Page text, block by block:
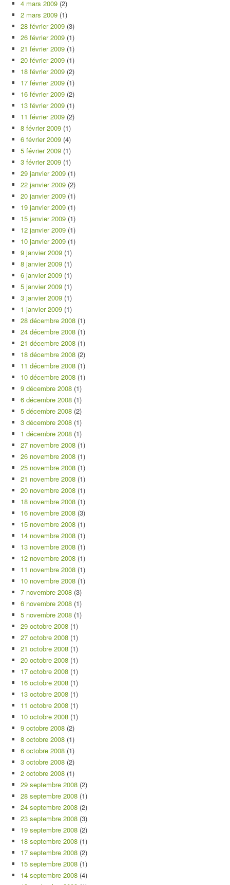
4 mars 2009 (2)
2 mars 2009 (1)
28 février 2009 (3)
26 février 2009 (1)
21 février 2009 (1)
20 février 2009 (1)
18 février 2009 (2)
17 février 2009 (1)
16 février 2009 (2)
13 février 2009 (1)
11 février 2009 (2)
8 février 2009 (1)
6 février 2009 (4)
5 février 2009 (1)
3 février 2009 (1)
29 janvier 2009 (1)
22 janvier 2009 (2)
20 janvier 2009 (1)
19 janvier 2009 (1)
15 janvier 2009 (1)
12 janvier 2009 (1)
10 janvier 2009 (1)
9 janvier 2009 (1)
8 janvier 2009 (1)
6 janvier 2009 (1)
5 janvier 2009 (1)
3 janvier 2009 (1)
1 janvier 2009 (1)
28 décembre 2008 (1)
24 décembre 2008 (1)
21 décembre 2008 (1)
18 décembre 2008 (2)
11 décembre 2008 (1)
10 décembre 2008 (1)
9 décembre 2008 (1)
6 décembre 2008 (1)
5 décembre 2008 (2)
3 décembre 2008 (1)
1 décembre 2008 (1)
27 novembre 2008 (1)
26 novembre 2008 (1)
25 novembre 2008 (1)
21 novembre 2008 (1)
20 novembre 2008 (1)
18 novembre 2008 (1)
16 novembre 2008 (3)
15 novembre 2008 (1)
14 novembre 2008 (1)
13 novembre 2008 (1)
12 novembre 2008 (1)
11 novembre 2008 (1)
10 novembre 2008 (1)
7 novembre 2008 (3)
6 novembre 2008 (1)
5 novembre 2008 (1)
29 octobre 2008 (1)
27 octobre 2008 (1)
21 octobre 2008 (1)
20 octobre 2008 (1)
17 octobre 2008 (1)
16 octobre 2008 (1)
13 octobre 2008 (1)
11 octobre 2008 (1)
10 octobre 2008 (1)
9 octobre 2008 (2)
8 octobre 2008 (1)
6 octobre 2008 (1)
3 octobre 2008 (2)
2 octobre 2008 (1)
29 septembre 2008 (2)
28 septembre 2008 (1)
24 septembre 2008 (2)
23 septembre 2008 (3)
19 septembre 2008 (2)
18 septembre 2008 (1)
17 septembre 2008 (2)
15 septembre 2008 (1)
14 septembre 2008 (4)